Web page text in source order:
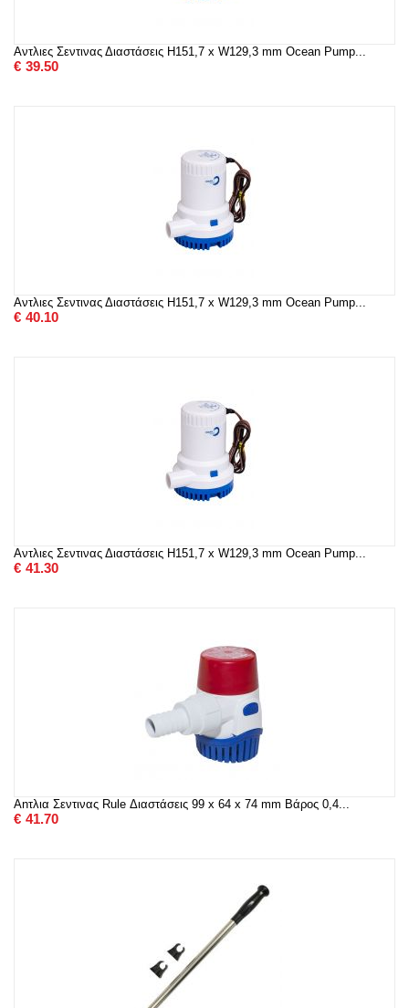
Αντλιες Σεντινας Διαστάσεις H151,7 x W129,3 mm Ocean Pump...
€ 39.50
Αντλιες Σεντινας Διαστάσεις H151,7 x W129,3 mm Ocean Pump...
€ 40.10
Αντλιες Σεντινας Διαστάσεις H151,7 x W129,3 mm Ocean Pump...
€ 41.30
Anτλια Σεντινας Rule Διαστάσεις 99 x 64 x 74 mm Βάρος 0,4...
€ 41.70